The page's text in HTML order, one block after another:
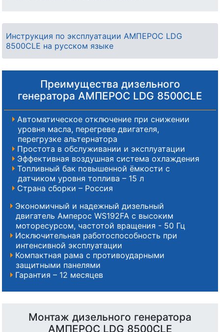
Инструкция по эксплуатации АМПЕРОС LDG
8500CLE на русском языке
Преимущества дизельного
генератора АМПЕРОС LDG 8500CLE
Автоматическое отключение при снижении
уровня масла, перегреве двигателя,
перегрузке альтернатора
Простота в обслуживании и эксплуатации
Эффективная воздушная система охлаждения
Топливный бак повышенной ёмкости с
датчиком уровня топлива – 15 л
Страна сборки – Россия
Экономичный и надежный дизельный
двигатель Амперос WS192FA с высоким
моторесурсом, частотой вращения - 50 Гц
Исключительная работоспособность при
интенсивной эксплуатации
Компактная рама с противоударными
защитными панелями
Гарантия – 12 месяцев
Монтаж дизельного генератора
АМПЕРОС LDG 8500CLE